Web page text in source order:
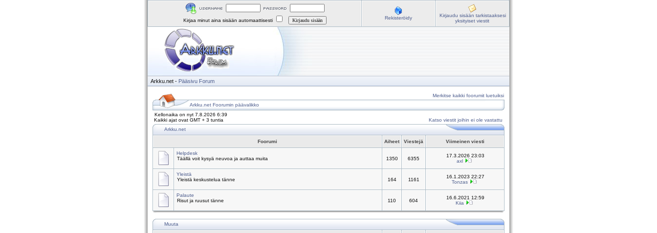
Kirjaa minut aina sisään automaattisesti Rekisteröidy
Kirjaudu sisään tarkistaaksesi
yksityiset viestit
Arkku.net - Pääsivu Forum
Merkitse kaikki foorumit luetuiksi
Arkku.net Foorumin päävalikko
Kellonaika on nyt 7.8.2026 6:39
Kaikki ajat ovat GMT + 3 tuntia
Katso viestit joihin ei ole vastattu
Arkku.net
Foorumi Aiheet Viestejä Viimeinen viesti
Helpdesk
Täällä voit kysyä neuvoa ja auttaa muita
1350 6355
17.3.2026 23:03
axl
Yleistä
Yleistä keskustelua tänne
164 1161
16.1.2023 22:27
Tonzas
Palaute
Risut ja ruusut tänne
110 604
16.6.2021 12:59
Kiia
Muuta